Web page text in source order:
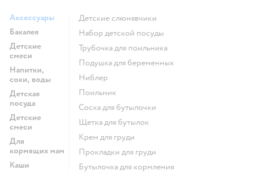
Аксессуары
Бакалея
Детские
смеси
Напитки,
соки, воды
Детская
посуда
Детские
смеси
Для
кормящих мам
Каши
Детские слюнявчики
набор детской посуды
трубочка для поильника
подушка для беременных
ниблер
поильник
соска для бутылочки
щетка для бутылок
крем для груди
прокладки для груди
бутылочка для кормления